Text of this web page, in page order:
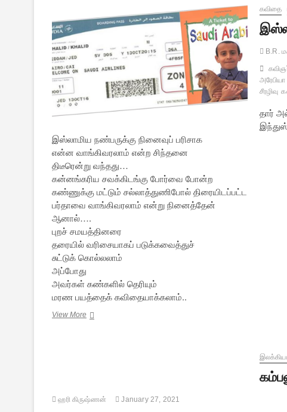
கவிதை
B.R.
அரேபியா
சீரழிவு
தார்
இஸ்லாமிய நண்பருக்கு நினைவுப் பரிசாக
என்ன வாங்கிவரலாம் என்ற சிந்தனை
திடீரென்று வந்தது…
கன்னங்கரிய சவக்கிடங்கு போர்வை போன்ற
கண்ணுக்கு மட்டும் சல்லாத்துணிபோல் திரையிடப்பட்ட
பர்தாவை வாங்கிவரலாம் என்று நினைத்தேன்
ஆனால்….
புறச் சமயத்தினரை
தரையில் வரிசையாகப் படுக்கவைத்துச்
சுட்டுக் கொல்லலாம்
அப்போது
அவர்கள் கண்களில் தெரியும்
மரண பயத்தைக் கவிதையாக்கலாம்..
View Moreஇஸ்லாமிய
ஹரி கிருஷ்ணன் January 27, 2021